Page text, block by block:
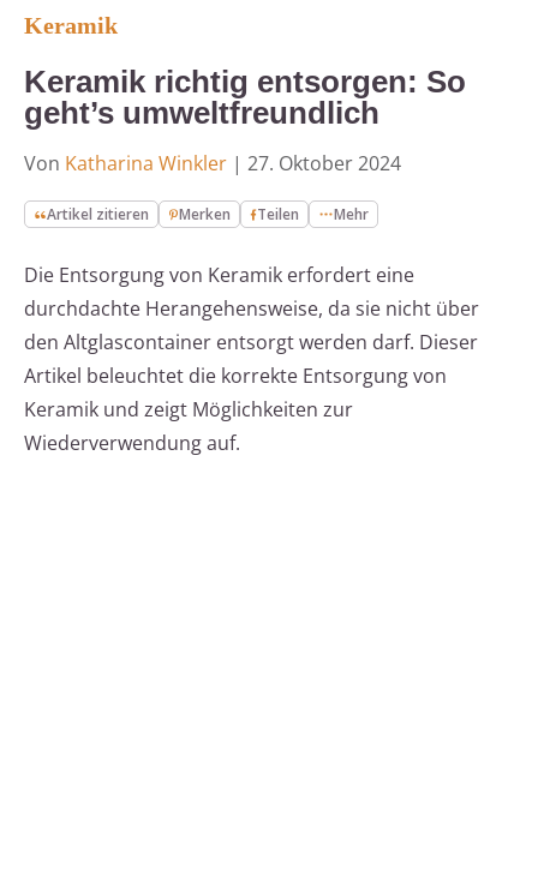
Keramik
Keramik richtig entsorgen: So
geht’s umweltfreundlich
Von Katharina Winkler | 27. Oktober 2024
Artikel zitieren Merken Teilen Mehr
Die Entsorgung von Keramik erfordert eine
durchdachte Herangehensweise, da sie nicht über
den Altglascontainer entsorgt werden darf. Dieser
Artikel beleuchtet die korrekte Entsorgung von
Keramik und zeigt Möglichkeiten zur
Wiederverwendung auf.